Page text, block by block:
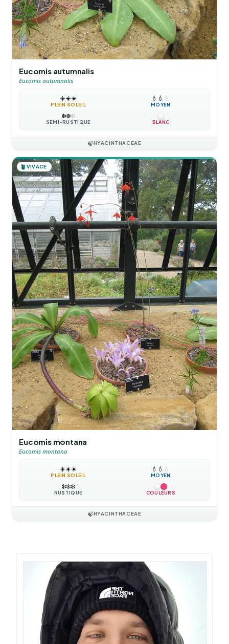
Eucomis autumnalis
Eucomis autumnalis
☀️☀️☀️
PLEIN SOLEIL
💧 💧 💧
MOYEN
❄️❄️❄️
SEMI-RUSTIQUE BLANC
🍃HYACINTHACEAE
🪴 VIVACE
Eucomis montana
Eucomis montana
☀️☀️☀️
PLEIN SOLEIL
💧 💧 💧
MOYEN
❄️❄️❄️
RUSTIQUE COULEURS
🍃HYACINTHACEAE